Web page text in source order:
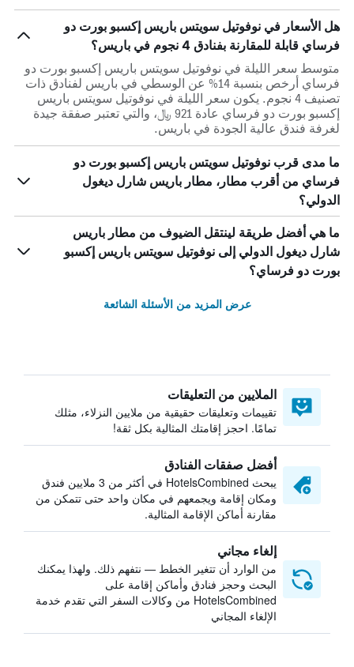
هل الأسعار في نوفوتيل سويتس باريس إكسبو بورت دو
فرساي قابلة للمقارنة بفنادق 4 نجوم في باريس؟
متوسط سعر الليلة في نوفوتيل سويتس باريس إكسبو بورت دو
فرساي أرخص بنسبة 14% عن الوسطي في باريس لفنادق ذات
تصنيف 4 نجوم. يكون سعر الليلة في نوفوتيل سويتس باريس
إكسبو بورت دو فرساي عادة 921 ﷼، والتي تعتبر صفقة جيدة
لغرفة فندق عالية الجودة في باريس.
ما مدى قرب نوفوتيل سويتس باريس إكسبو بورت دو
فرساي من أقرب مطار، مطار باريس شارل ديغول
الدولي؟
ما هي أفضل طريقة لينتقل الضيوف من مطار باريس
شارل ديغول الدولي إلى نوفوتيل سويتس باريس إكسبو
بورت دو فرساي؟
عرض المزيد من الأسئلة الشائعة
الملايين من التعليقات
تقييمات وتعليقات حقيقية من ملايين النزلاء، مثلك
تمامًا. احجز إقامتك المثالية بكل ثقة!
أفضل صفقات الفنادق
يبحث HotelsCombined في أكثر من 3 ملايين فندق
ومكان إقامة ويجمعهم في مكان واحد حتى تتمكن من
مقارنة أماكن الإقامة المثالية.
إلغاء مجاني
من الوارد أن تتغير الخطط — نتفهم ذلك. ولهذا يمكنك
البحث وحجز فنادق وأماكن إقامة على
HotelsCombined من وكالات السفر التي تقدم خدمة
الإلغاء المجاني